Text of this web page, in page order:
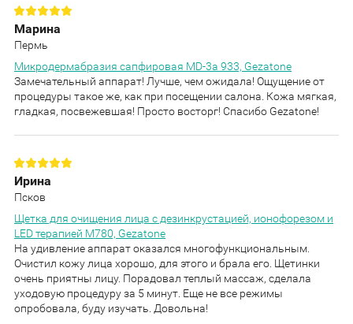
Марина
Пермь
Микродермабразия сапфировая MD-3a 933, Gezatone
Замечательный аппарат! Лучше, чем ожидала! Ощущение от
процедуры такое же, как при посещении салона. Кожа мягкая,
гладкая, посвежевшая! Просто восторг! Спасибо Gezatone!
Ирина
Псков
Щетка для очищения лица с дезинкрустацией, ионофорезом и
LED терапией M780, Gezatone
На удивление аппарат оказался многофункциональным.
Очистил кожу лица хорошо, для этого и брала его. Щетинки
очень приятны лицу. Порадовал теплый массаж, сделала
уходовую процедуру за 5 минут. Еще не все режимы
опробовала, буду изучать. Довольна!